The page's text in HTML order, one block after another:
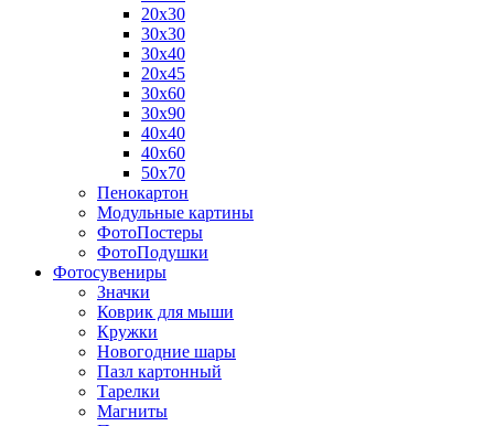
20х30
30х30
30х40
20х45
30х60
30х90
40х40
40х60
50х70
Пенокартон
Модульные картины
ФотоПостеры
ФотоПодушки
Фотоcувениры
Значки
Коврик для мыши
Кружки
Новогодние шары
Пазл картонный
Тарелки
Магниты